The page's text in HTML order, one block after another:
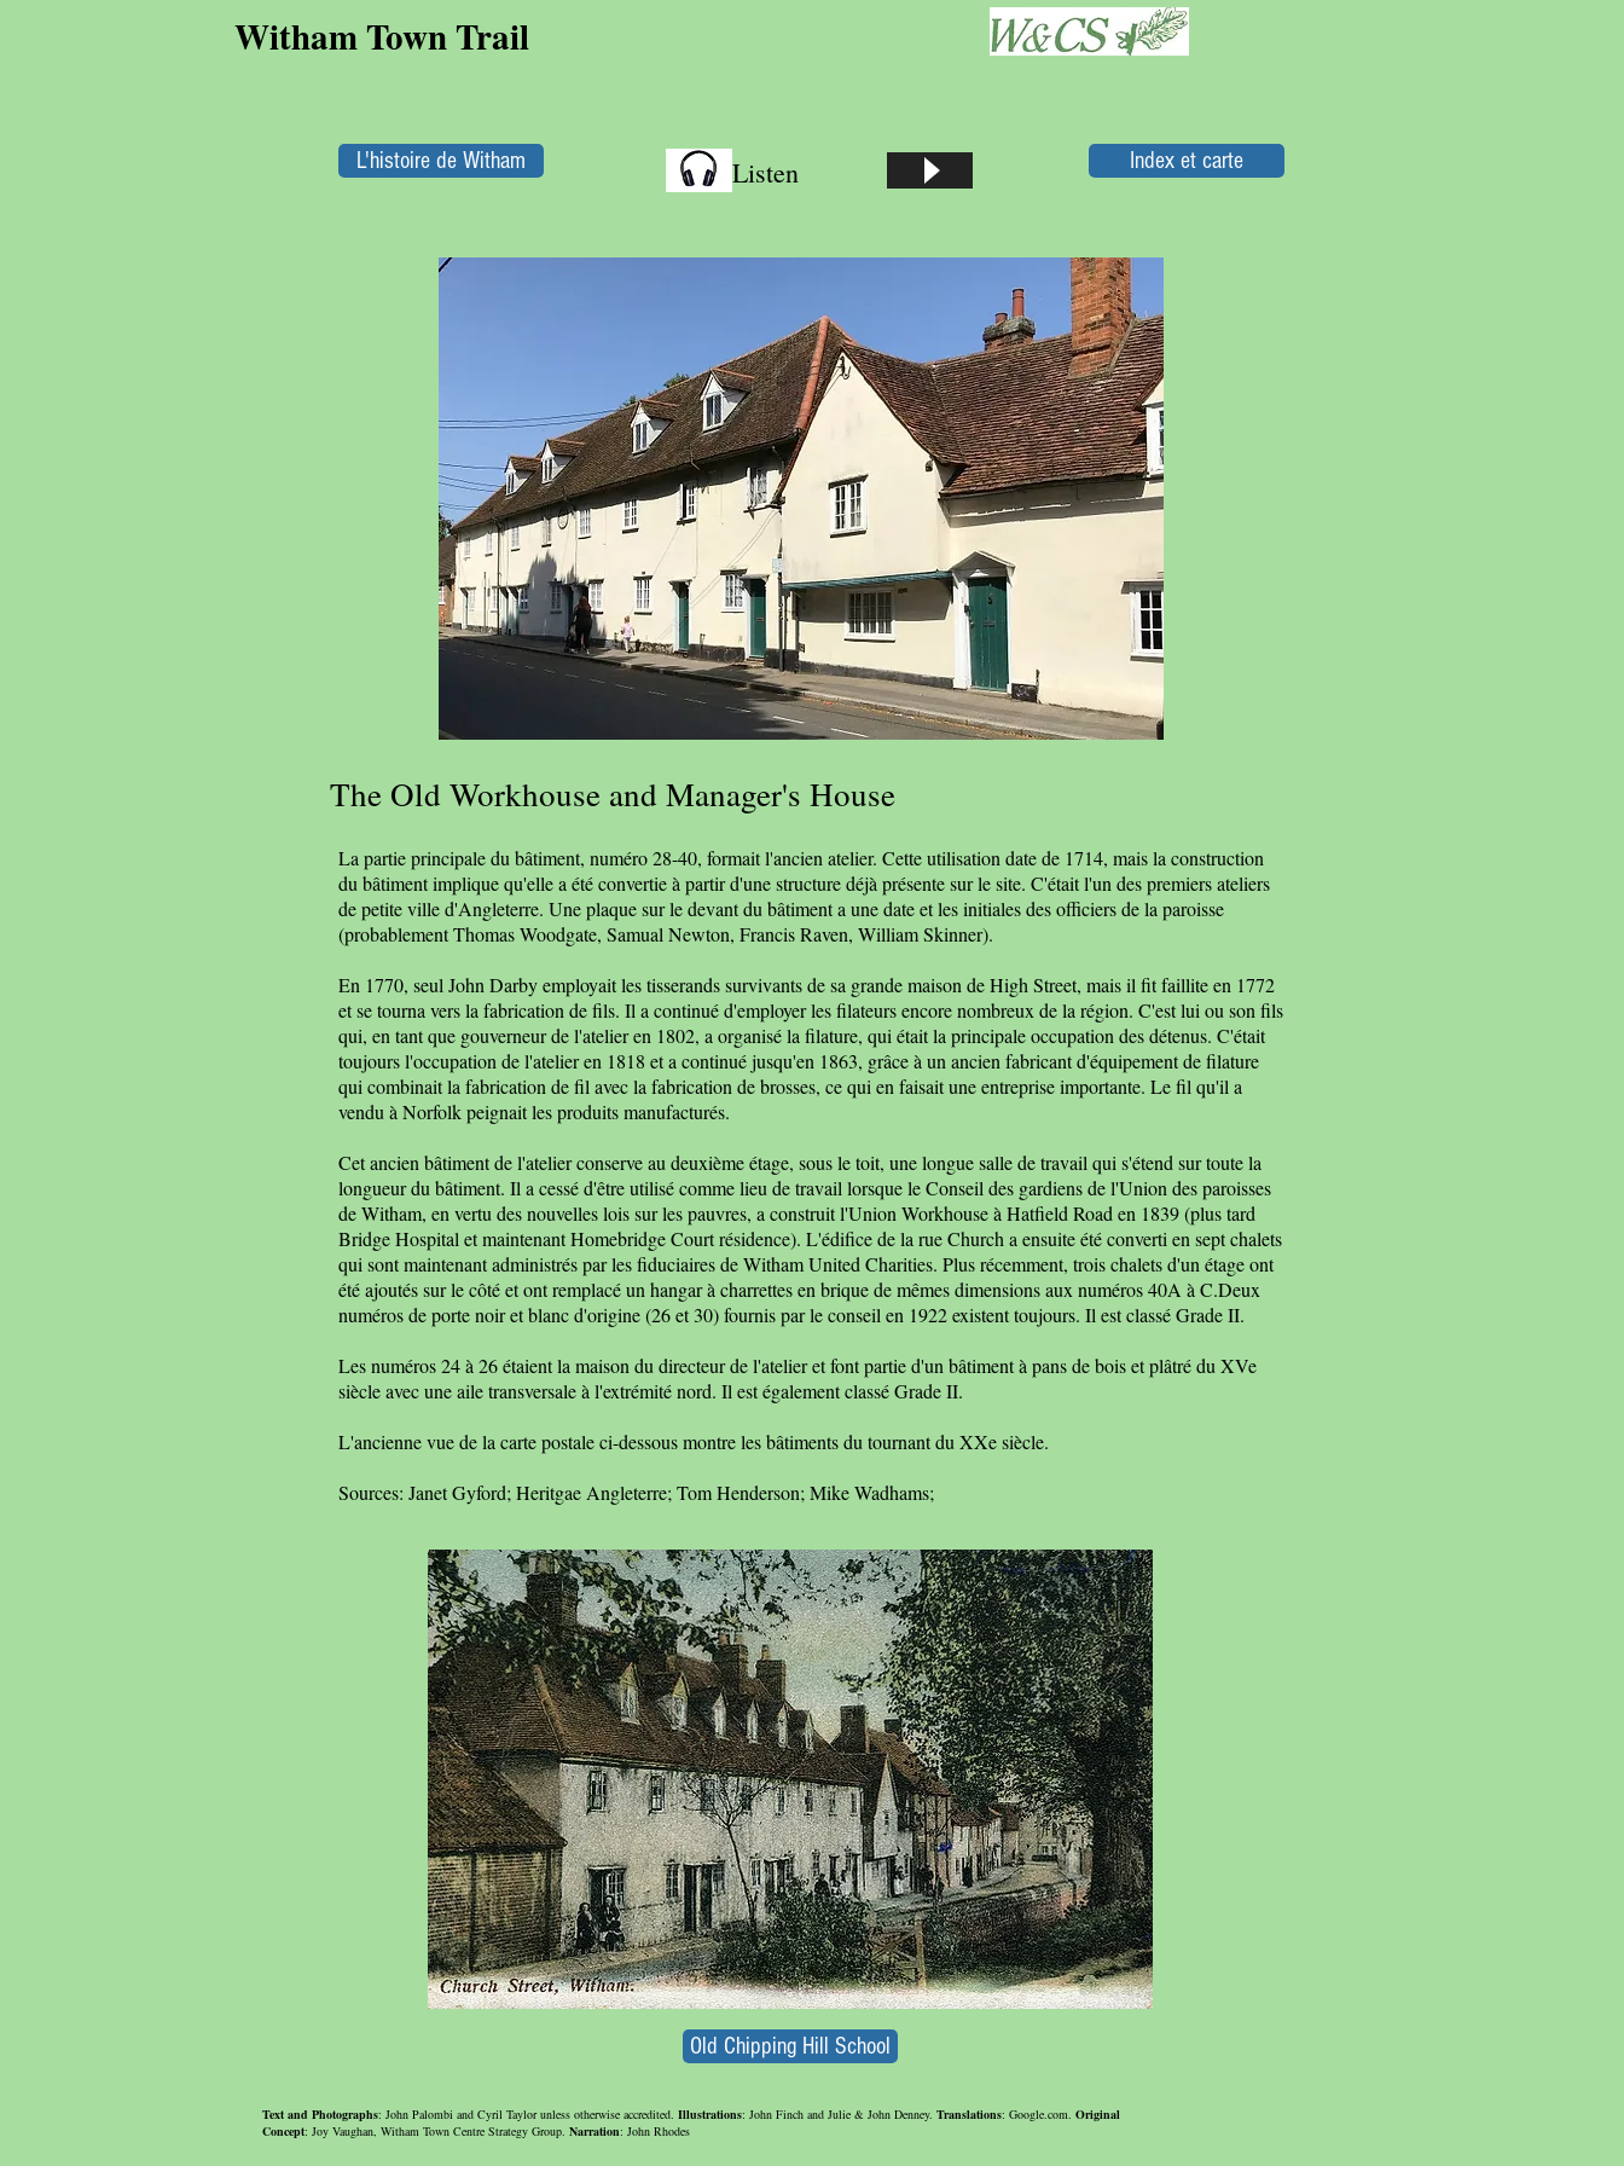
Witham Town Trail
L'histoire de Witham Listen Index et carte
The Old Workhouse and Manager's House
La partie principale du bâtiment, numéro 28-40, formait l'ancien atelier. Cette utilisation date de 1714, mais la construction
du bâtiment implique qu'elle a été convertie à partir d'une structure déjà présente sur le site. C'était l'un des premiers ateliers
de petite ville d'Angleterre. Une plaque sur le devant du bâtiment a une date et les initiales des officiers de la paroisse
(probablement Thomas Woodgate, Samual Newton, Francis Raven, William Skinner).
En 1770, seul John Darby employait les tisserands survivants de sa grande maison de High Street, mais il fit faillite en 1772
et se tourna vers la fabrication de fils. Il a continué d'employer les filateurs encore nombreux de la région. C'est lui ou son fils
qui, en tant que gouverneur de l'atelier en 1802, a organisé la filature, qui était la principale occupation des détenus. C'était
toujours l'occupation de l'atelier en 1818 et a continué jusqu'en 1863, grâce à un ancien fabricant d'équipement de filature
qui combinait la fabrication de fil avec la fabrication de brosses, ce qui en faisait une entreprise importante. Le fil qu'il a
vendu à Norfolk peignait les produits manufacturés.
Cet ancien bâtiment de l'atelier conserve au deuxième étage, sous le toit, une longue salle de travail qui s'étend sur toute la
longueur du bâtiment. Il a cessé d'être utilisé comme lieu de travail lorsque le Conseil des gardiens de l'Union des paroisses
de Witham, en vertu des nouvelles lois sur les pauvres, a construit l'Union Workhouse à Hatfield Road en 1839 (plus tard
Bridge Hospital et maintenant Homebridge Court résidence). L'édifice de la rue Church a ensuite été converti en sept chalets
qui sont maintenant administrés par les fiduciaires de Witham United Charities. Plus récemment, trois chalets d'un étage ont
été ajoutés sur le côté et ont remplacé un hangar à charrettes en brique de mêmes dimensions aux numéros 40A à C.Deux
numéros de porte noir et blanc d'origine (26 et 30) fournis par le conseil en 1922 existent toujours. Il est classé Grade II.
Les numéros 24 à 26 étaient la maison du directeur de l'atelier et font partie d'un bâtiment à pans de bois et plâtré du XVe
siècle avec une aile transversale à l'extrémité nord. Il est également classé Grade II.
L'ancienne vue de la carte postale ci-dessous montre les bâtiments du tournant du XXe siècle.
Sources: Janet Gyford; Heritgae Angleterre; Tom Henderson; Mike Wadhams;
Old Chipping Hill School
Text and Photographs: John Palombi and Cyril Taylor unless otherwise accredited. Illustrations: John Finch and Julie & John Denney. Translations: Google.com. Original
Concept: Joy Vaughan, Witham Town Centre Strategy Group. Narration: John Rhodes